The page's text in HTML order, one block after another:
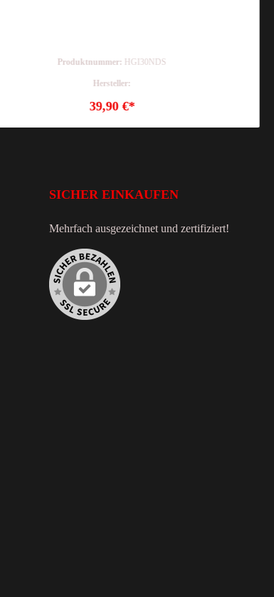
Produktnummer: HGI30NDS
Hersteller:
39,90 €*
SICHER EINKAUFEN
Mehrfach ausgezeichnet und zertifiziert!